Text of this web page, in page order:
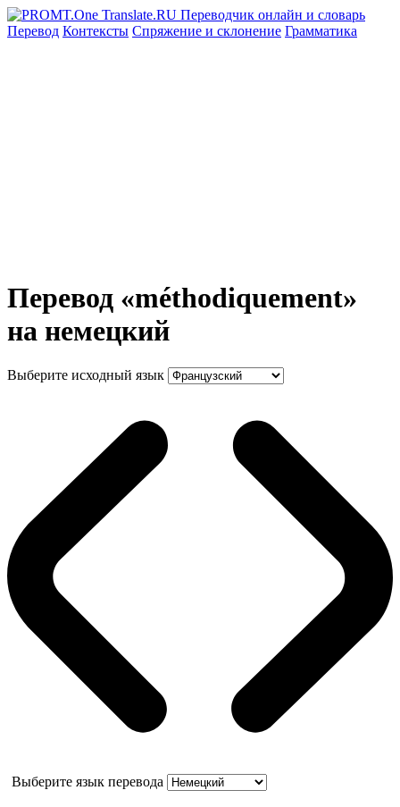
Перевод Контексты Спряжение и склонение Грамматика
Перевод «méthodiquement»
на немецкий
Выберите исходный язык
Выберите язык перевода